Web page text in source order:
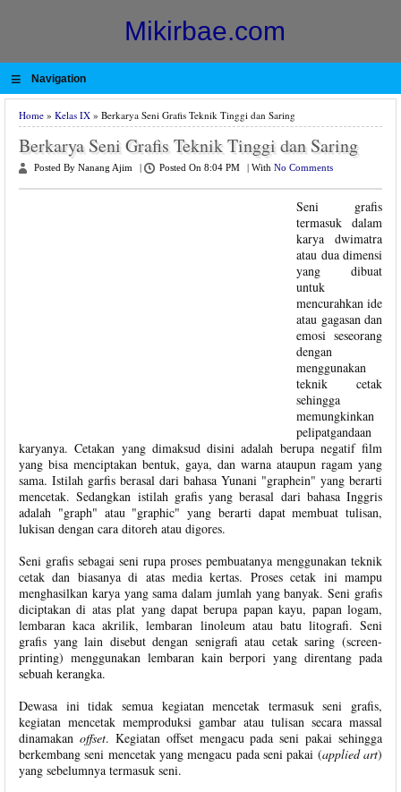
Mikirbae.com
≡ Navigation
Home » Kelas IX » Berkarya Seni Grafis Teknik Tinggi dan Saring
Berkarya Seni Grafis Teknik Tinggi dan Saring
Posted By Nanang Ajim Posted On 8:04 PM With No Comments
Seni grafis
termasuk dalam
karya dwimatra
atau dua dimensi
yang dibuat
untuk
mencurahkan ide
atau gagasan dan
emosi seseorang
dengan
menggunakan
teknik cetak
sehingga
memungkinkan
pelipatgandaan
karyanya. Cetakan yang dimaksud disini adalah berupa negatif film
yang bisa menciptakan bentuk, gaya, dan warna ataupun ragam yang
sama. Istilah garfis berasal dari bahasa Yunani "graphein" yang berarti
mencetak. Sedangkan istilah grafis yang berasal dari bahasa Inggris
adalah "graph" atau "graphic" yang berarti dapat membuat tulisan,
lukisan dengan cara ditoreh atau digores.
Seni grafis sebagai seni rupa proses pembuatanya menggunakan teknik
cetak dan biasanya di atas media kertas. Proses cetak ini mampu
menghasilkan karya yang sama dalam jumlah yang banyak. Seni grafis
diciptakan di atas plat yang dapat berupa papan kayu, papan logam,
lembaran kaca akrilik, lembaran linoleum atau batu litografi. Seni
grafis yang lain disebut dengan senigrafi atau cetak saring (screen-
printing) menggunakan lembaran kain berpori yang direntang pada
sebuah kerangka.
Dewasa ini tidak semua kegiatan mencetak termasuk seni grafis,
kegiatan mencetak memproduksi gambar atau tulisan secara massal
dinamakan offset. Kegiatan offset mengacu pada seni pakai sehingga
berkembang seni mencetak yang mengacu pada seni pakai (applied art)
yang sebelumnya termasuk seni.